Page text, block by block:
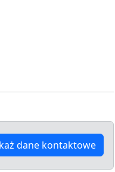
dane kontaktowe